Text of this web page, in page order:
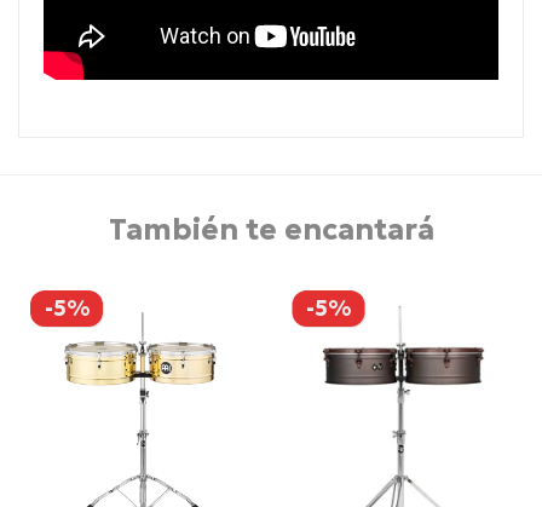
También te encantará
-5% -5%